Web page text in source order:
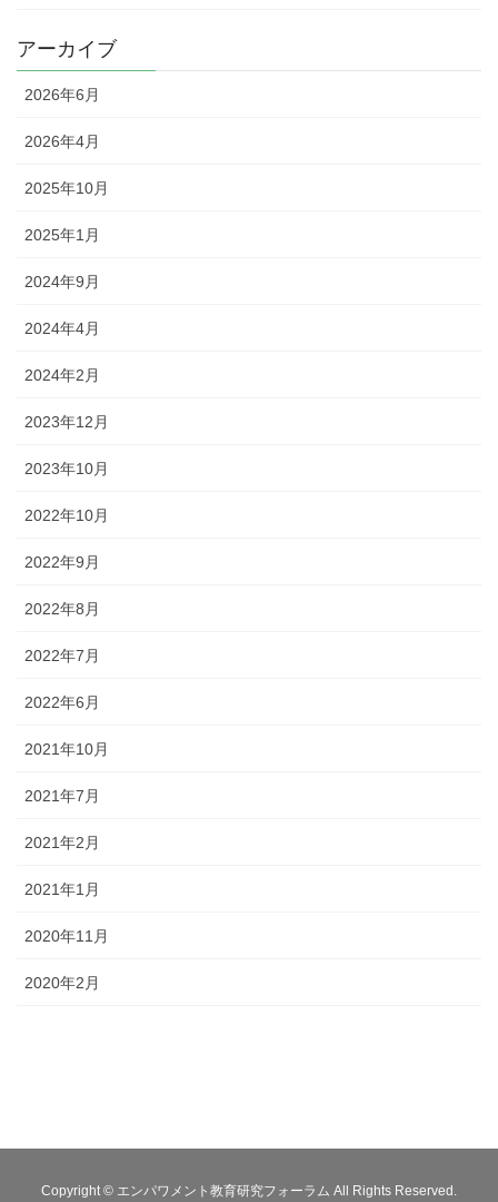
アーカイブ
2026年6月
2026年4月
2025年10月
2025年1月
2024年9月
2024年4月
2024年2月
2023年12月
2023年10月
2022年10月
2022年9月
2022年8月
2022年7月
2022年6月
2021年10月
2021年7月
2021年2月
2021年1月
2020年11月
2020年2月
Copyright © エンパワメント教育研究フォーラム All Rights Reserved.